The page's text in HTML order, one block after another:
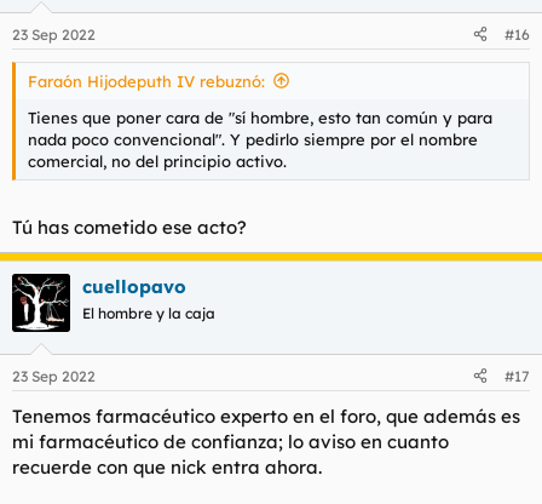
23 Sep 2022 #16
Faraón Hijodeputh IV rebuznó:
Tienes que poner cara de "sí hombre, esto tan común y para
nada poco convencional". Y pedirlo siempre por el nombre
comercial, no del principio activo.
Tú has cometido ese acto?
cuellopavo
El hombre y la caja
23 Sep 2022 #17
Tenemos farmacéutico experto en el foro, que además es
mi farmacéutico de confianza; lo aviso en cuanto
recuerde con que nick entra ahora.